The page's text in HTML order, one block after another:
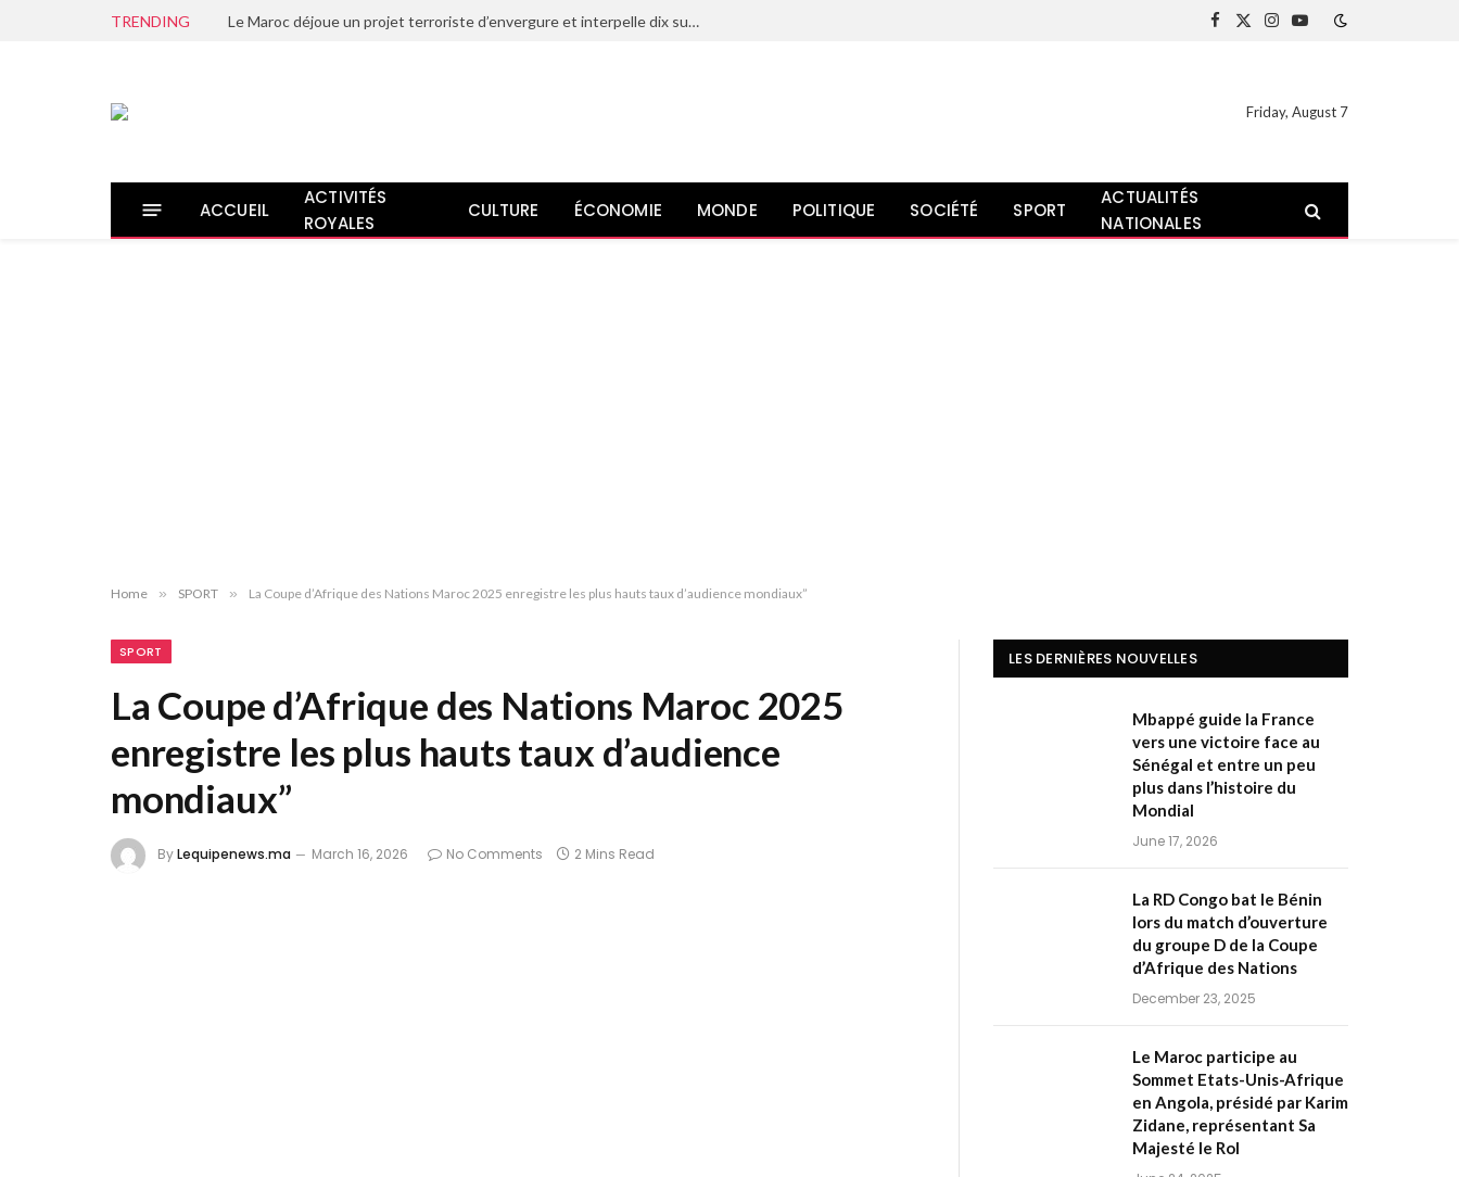
TRENDING Le Maroc déjoue un projet terroriste d’envergure et interpelle dix suspects liés à l’organisation État islamique
Facebook
X
Instagram
YouTube
Friday, August 7
ACCUEIL
ACTIVITÉS
ROYALES
CULTURE ÉCONOMIE MONDE POLITIQUE SOCIÉTÉ SPORT
ACTUALITÉS
NATIONALES
Home » SPORT » La Coupe d’Afrique des Nations Maroc 2025 enregistre les plus hauts taux d’audience mondiaux”
SPORT
La Coupe d’Afrique des Nations Maroc 2025
enregistre les plus hauts taux d’audience
mondiaux”
ByLequipenews.ma March 16, 2026 No Comments 2 Mins Read
LES DERNIÈRES NOUVELLES
Mbappé guide la France
vers une victoire face au
Sénégal et entre un peu
plus dans l’histoire du
Mondial
June 17, 2026
La RD Congo bat le Bénin
lors du match d’ouverture
du groupe D de la Coupe
d’Afrique des Nations
December 23, 2025
Le Maroc participe au
Sommet Etats-Unis-Afrique
en Angola, présidé par Karim
Zidane, représentant Sa
Majesté le RoI